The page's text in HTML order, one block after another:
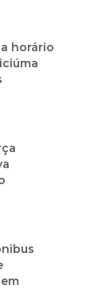
horário